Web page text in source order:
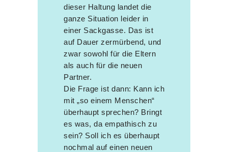
dieser Haltung landet die
ganze Situation leider in
einer Sackgasse. Das ist
auf Dauer zermürbend, und
zwar sowohl für die Eltern
als auch für die neuen
Partner.
Die Frage ist dann: Kann ich
mit „so einem Menschen“
überhaupt sprechen? Bringt
es was, da empathisch zu
sein? Soll ich es überhaupt
nochmal auf einen neuen